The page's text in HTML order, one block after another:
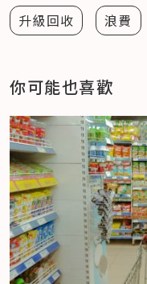
升級回收 浪費
你可能也喜歡